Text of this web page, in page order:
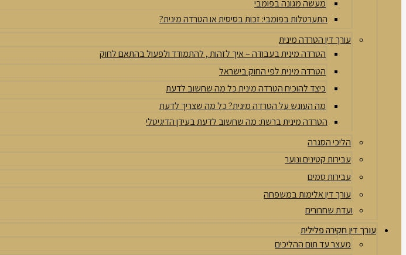
מעשה מגונה בפומבי
התערטלות בפומבי: זכות בסיסית או הטרדה מינית?
עורך דין הטרדה מינית
הטרדה מינית בעבודה – איך לזהות , להתמודד ולפעול בהתאם לחוק
הטרדה מינית לפי החוק בישראל
כיצד להוכיח הטרדה מינית כל מה שחשוב לדעת
מה העונש על הטרדה מינית? כל מה שצריך לדעת
הטרדה מינית ברשת: מה שחשוב לדעת בעידן הדיגיטלי
הליכי הסגרה
עבירות קטינים ונוער
עבירות סמים
עורך דין אלימות במשפחה
ועדת שחרורים
עורך דין חקירה פלילית
מעצר עד תום ההליכים